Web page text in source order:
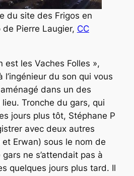
du site des Frigos en
Pierre Laugier, CC
est les Vaches Folles »,
l’ingénieur du son qui vous
dans un des
Tronche du gars, qui
jours plus tôt, Stéphane P
avec deux autres
Erwan) sous le nom de
ne s’attendait pas à
quelques jours plus tard. Il